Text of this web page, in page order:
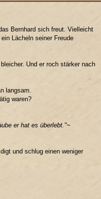
Bernhard sich freut. Vielleicht
Lächeln seiner Freude
Und er roch stärker nach
langsam.
waren?
er hat es überlebt."~
und schlug einen weniger